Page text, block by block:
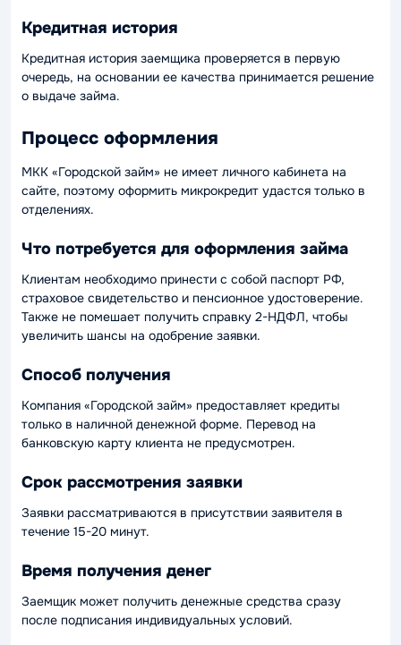
Кредитная история
Кредитная история заемщика проверяется в первую
очередь, на основании ее качества принимается решение
о выдаче займа.
Процесс оформления
МКК «Городской займ» не имеет личного кабинета на
сайте, поэтому оформить микрокредит удастся только в
отделениях.
Что потребуется для оформления займа
Клиентам необходимо принести с собой паспорт РФ,
страховое свидетельство и пенсионное удостоверение.
Также не помешает получить справку 2-НДФЛ, чтобы
увеличить шансы на одобрение заявки.
Способ получения
Компания «Городской займ» предоставляет кредиты
только в наличной денежной форме. Перевод на
банковскую карту клиента не предусмотрен.
Срок рассмотрения заявки
Заявки рассматриваются в присутствии заявителя в
течение 15-20 минут.
Время получения денег
Заемщик может получить денежные средства сразу
после подписания индивидуальных условий.